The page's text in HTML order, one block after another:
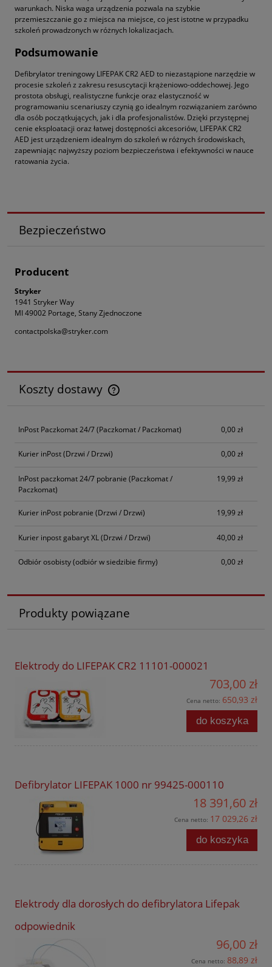
warunkach. Niska waga urządzenia pozwala na szybkie
przemieszczanie go z miejsca na miejsce, co jest istotne w przypadku
szkoleń prowadzonych w różnych lokalizacjach.
Podsumowanie
Defibrylator treningowy LIFEPAK CR2 AED to niezastąpione narzędzie w
procesie szkoleń z zakresu resuscytacji krążeniowo-oddechowej. Jego
prostota obsługi, realistyczne funkcje oraz elastyczność w
programowaniu scenariuszy czynią go idealnym rozwiązaniem zarówno
dla osób początkujących, jak i dla profesjonalistów. Dzięki przystępnej
cenie eksploatacji oraz łatwej dostępności akcesoriów, LIFEPAK CR2
AED jest urządzeniem idealnym do szkoleń w różnych środowiskach,
zapewniając najwyższy poziom bezpieczeństwa i efektywności w nauce
ratowania życia.
Bezpieczeństwo
Producent
Stryker
1941 Stryker Way
MI 49002 Portage, Stany Zjednoczone
contactpolska@stryker.com
Koszty dostawy
Cena nie zawiera ewentualnych kosztów płatności
InPost Paczkomat 24/7(Paczkomat / Paczkomat) 0,00 zł
Kurier inPost(Drzwi / Drzwi) 0,00 zł
InPost paczkomat 24/7 pobranie (Paczkomat /
Paczkomat)
19,99 zł
Kurier inPost pobranie (Drzwi / Drzwi) 19,99 zł
Kurier inpost gabaryt XL(Drzwi / Drzwi) 40,00 zł
Odbiór osobisty(odbiór w siedzibie firmy) 0,00 zł
Produkty powiązane
Elektrody do LIFEPAK CR2 11101-000021
703,00 zł
Cena netto: 650,93 zł
do koszyka
Defibrylator LIFEPAK 1000 nr 99425-000110
18 391,60 zł
Cena netto: 17 029,26 zł
do koszyka
Elektrody dla dorosłych do defibrylatora Lifepak
odpowiednik
96,00 zł
Cena netto: 88,89 zł